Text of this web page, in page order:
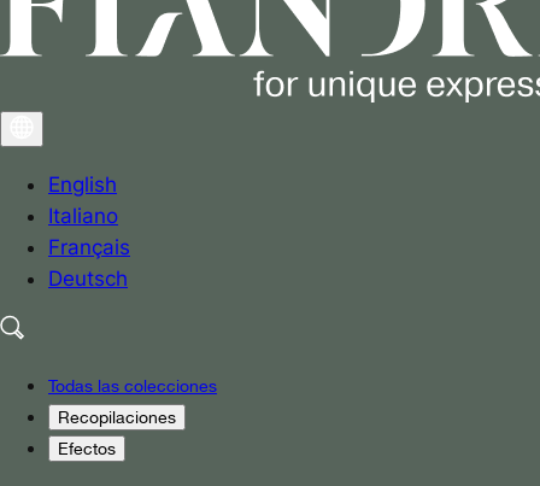
English
Italiano
Français
Deutsch
Todas las colecciones
Recopilaciones
Efectos